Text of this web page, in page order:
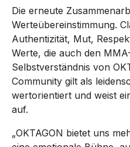
Die erneute
Werteübereinstimmung.
Authentizität, Mut,
Werte, die auch den
Selbstverständnis von
Community gilt als
wertorientiert und weist
auf.
„OKTAGON bietet uns